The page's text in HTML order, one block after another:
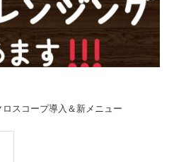
ロスコープ導入＆新メニュー